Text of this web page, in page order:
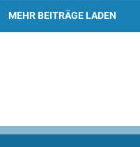
MEHR BEITRÄGE LADEN